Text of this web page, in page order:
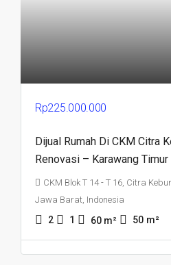
Rp225.000.000
Dijual Rumah Di CKM Citra
Renovasi – Karawang Timur
CKM Blok T 14 - T 16, Citra
Jawa Barat, Indonesia
2 1 60 m² 50 m²